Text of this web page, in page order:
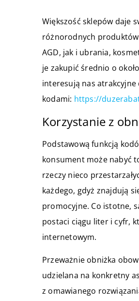
Większość sklepów daje
różnorodnych
AGD, jak i ubrania,
je zakupić średnio o
interesują nas
kodami: https://
Korzystanie z
Podstawową funkcją
konsument może nabyć
rzeczy nieco
każdego, gdyż znajdują
promocyjne. Co istotne,
postaci ciągu liter i cyfr,
internetowym.
Przeważnie obniżka
udzielana na konkretny
z omawianego